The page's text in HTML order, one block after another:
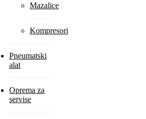
Mazalice
Kompresori
Pneumatski
alat
Oprema za
servise